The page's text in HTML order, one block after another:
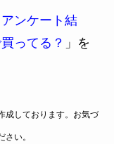
アンケート結
ってる？ 」を
成しております。お気づ
さい。